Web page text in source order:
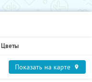
Цветы
Показать на карте